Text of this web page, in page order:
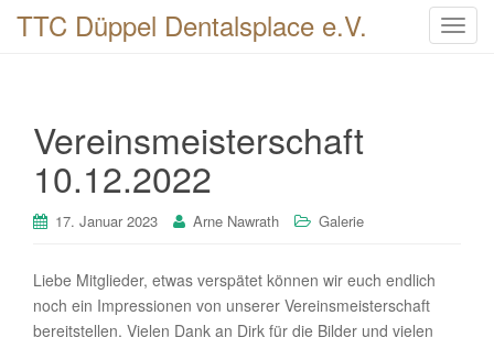
T
TTC Düppel Dentalsplace e.V.
Vereinsmeisterschaft
10.12.2022
17. Januar 2023 Arne Nawrath Galerie
Liebe Mitglieder, etwas verspätet können wir euch endlich
noch ein Impressionen von unserer Vereinsmeisterschaft
bereitstellen. Vielen Dank an Dirk für die Bilder und vielen